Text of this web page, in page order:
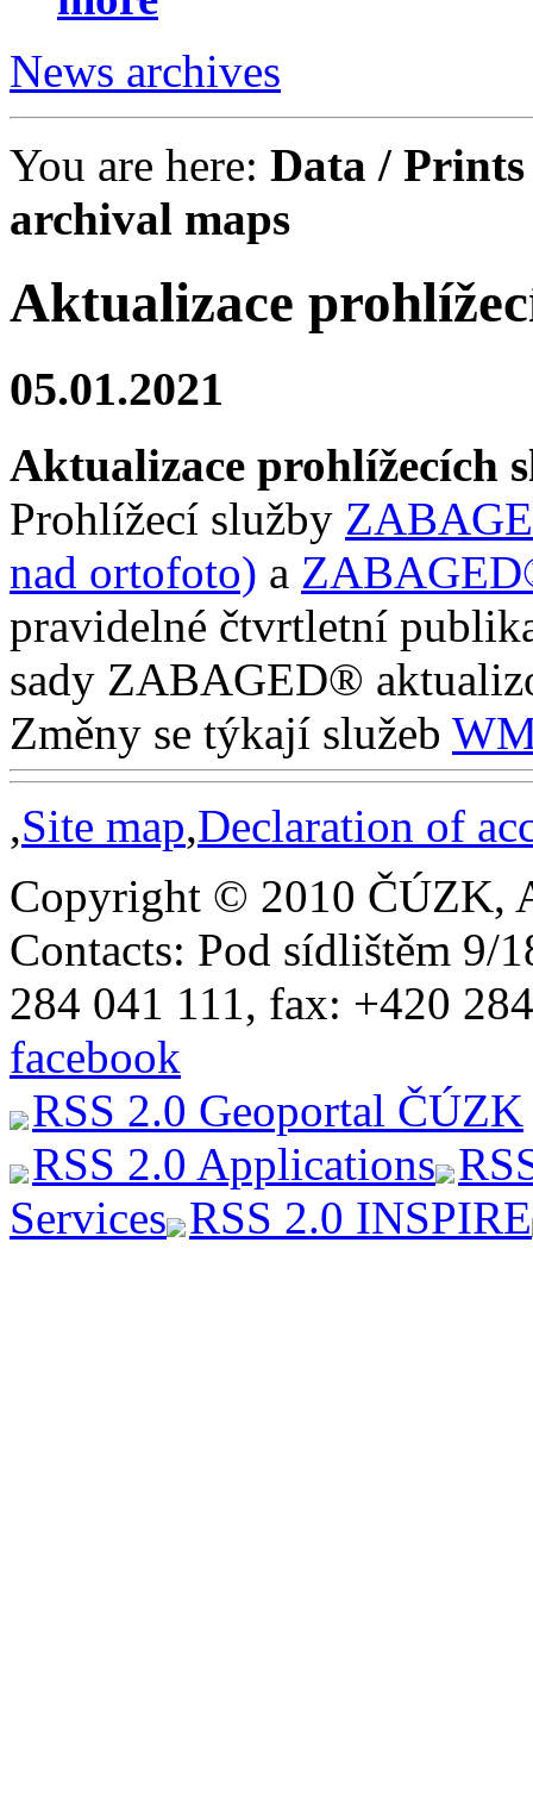
News archives
You are here: Data /
archival maps
Aktualizace
05.01.2021
Aktualizace prohlížecích
Prohlížecí služby
nad ortofoto) a
pravidelné čtvrtletní
sady ZABAGED®
Změny se týkají služeb
,Site map,Declaration of
Copyright © 2010 ČÚZK,
Contacts: Pod sídlištěm 9/
284 041 111, fax: +420
facebook
RSS 2.0 Geoportal ČÚZK
RSS 2.0 Applications
Services RSS 2.0 INSPIRE